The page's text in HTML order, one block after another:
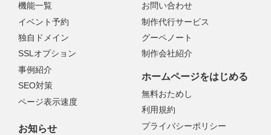
機能一覧
イベント予約
独自ドメイン
SSLオプション
事例紹介
SEO対策
ページ表示速度
お問い合わせ
制作代行サービス
グーペノート
制作会社紹介
お知らせ
ホームページをはじめる
無料おためし
利用規約
プライバシーポリシー